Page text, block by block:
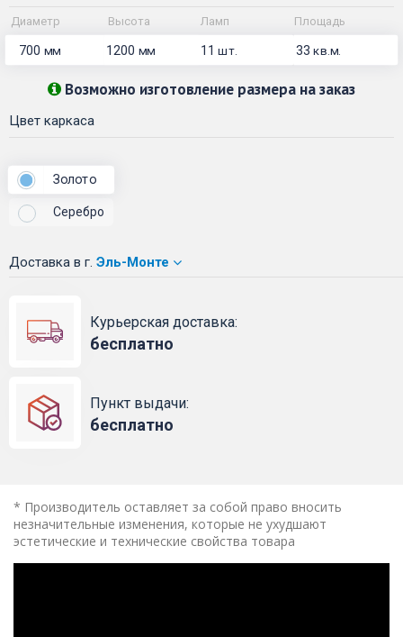
Диаметр Высота Ламп Площадь
700 мм 1200 мм 11шт. 33кв.м.
Возможно изготовление размера на заказ
Цвет каркаса
Золото
Серебро
Доставка в г. Эль-Монте
Курьерская доставка:
бесплатно
Пункт выдачи:
бесплатно
* Производитель оставляет за собой право вносить
незначительные изменения, которые не ухудшают
эстетические и технические свойства товара